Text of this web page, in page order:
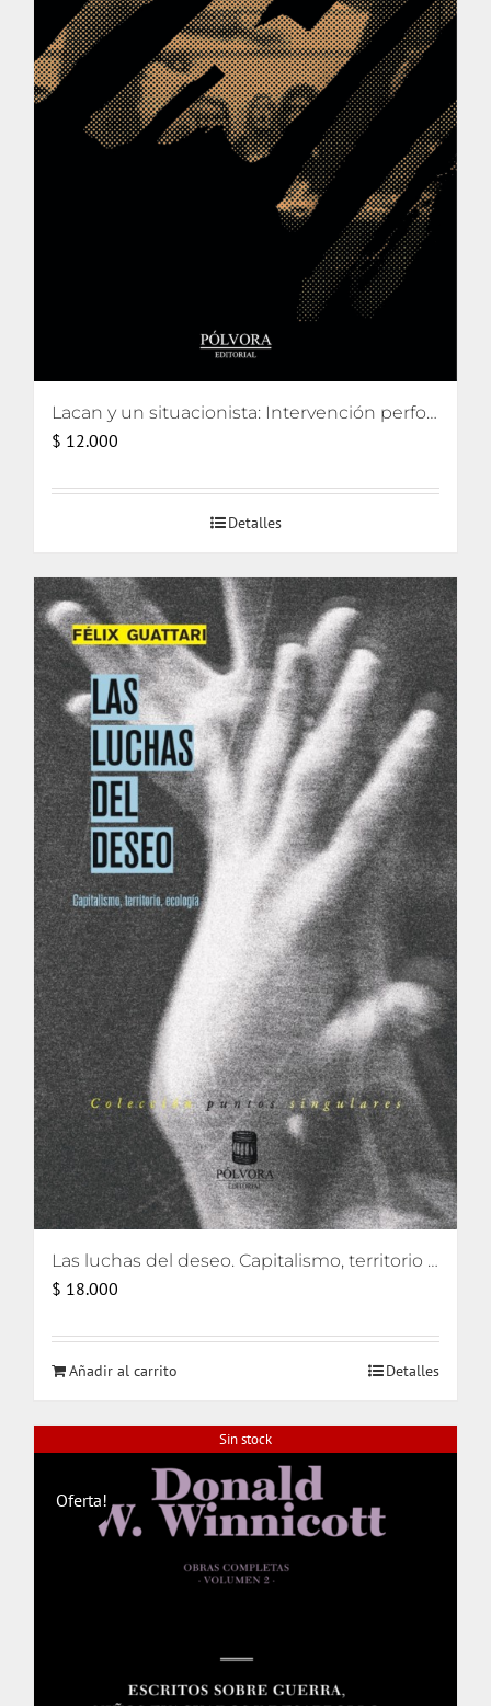
Lacan y un situacionista: Intervención performativa de su encuentro pifiado
$ 12.000
Detalles
Las luchas del deseo. Capitalismo, territorio y ecología
$ 18.000
Añadir al carrito Detalles
Sin stock
Oferta!